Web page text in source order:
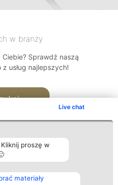
Live chat
proszę w
materiały
w branży
Sprawdź naszą
usług najlepszych!
Kontakt
Kontakt